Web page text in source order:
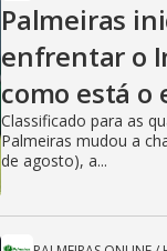
Palmeiras
enfrentar o
como está o
Classificado para as
Palmeiras mudou a
de agosto), a...